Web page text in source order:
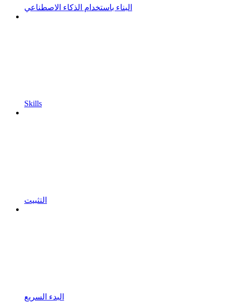
البناء باستخدام الذكاء الاصطناعي
Skills
التثبيت
البدء السريع